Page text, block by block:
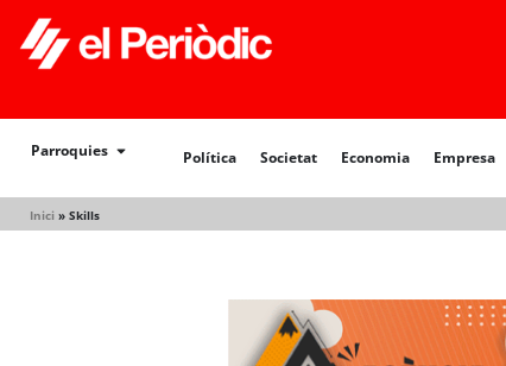
Parroquies Política Societat Economia Empresa
Inici » Skills
Política Societat